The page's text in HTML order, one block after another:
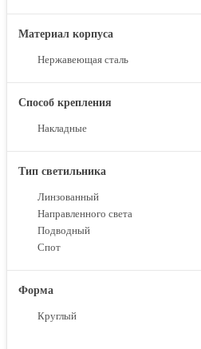
Материал корпуса
Нержавеющая сталь
Способ крепления
Накладные
Тип светильника
Линзованный
Направленного света
Подводный
Спот
Форма
Круглый